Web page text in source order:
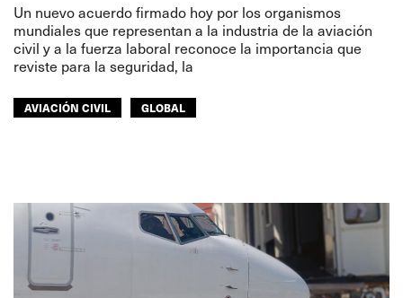
Un nuevo acuerdo firmado hoy por los organismos
mundiales que representan a la industria de la aviación
civil y a la fuerza laboral reconoce la importancia que
reviste para la seguridad, la
AVIACIÓN CIVIL GLOBAL